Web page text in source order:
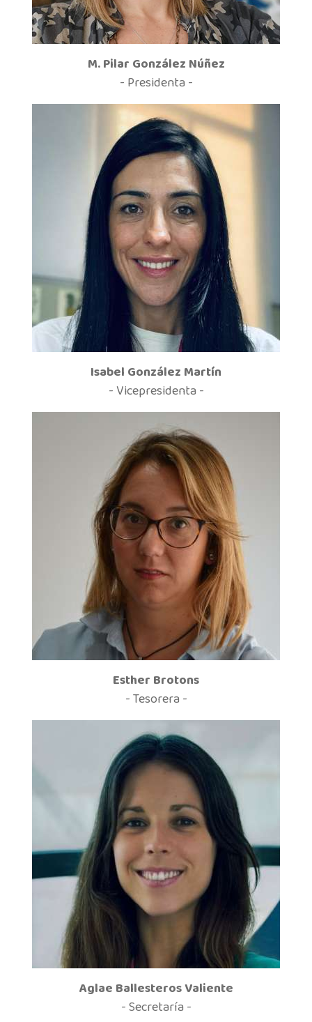
M. Pilar González Núñez
- Presidenta -
Isabel González Martín
- Vicepresidenta -
Esther Brotons
- Tesorera -
Aglae Ballesteros Valiente
- Secretaría -